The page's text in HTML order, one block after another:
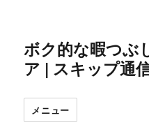
ボク的な暇つぶ
ア | スキップ通
メニュー